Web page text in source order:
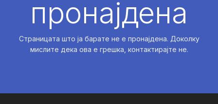
пронајдена
Страницата што ја барате не е пронајдена. Доколку
мислите дека ова е грешка, контактирајте не.